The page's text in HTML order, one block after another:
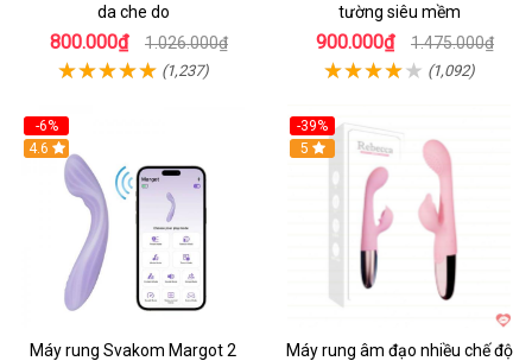
da che do
800.000₫ 1.026.000₫
(1,237)
tường siêu mềm
900.000₫ 1.475.000₫
(1,092)
-6%
4.6
Máy rung Svakom Margot 2
-39%
Hot
5
Máy rung âm đạo nhiều chế độ